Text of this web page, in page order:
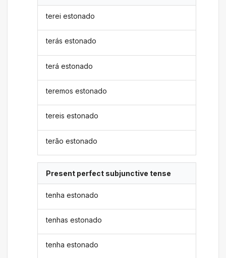
terei estonado
terás estonado
terá estonado
teremos estonado
tereis estonado
terão estonado
Present perfect subjunctive tense
tenha estonado
tenhas estonado
tenha estonado